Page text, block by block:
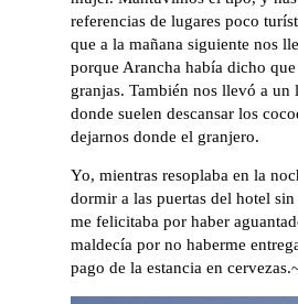
referencias de lugares poco
que a la mañana siguiente nos
porque Arancha había dicho
granjas. También nos llevó a un
donde suelen descansar los
dejarnos donde el granjero.
Yo, mientras resoplaba en la
dormir a las puertas del hotel
me felicitaba por haber
maldecía por no haberme
pago de la estancia en